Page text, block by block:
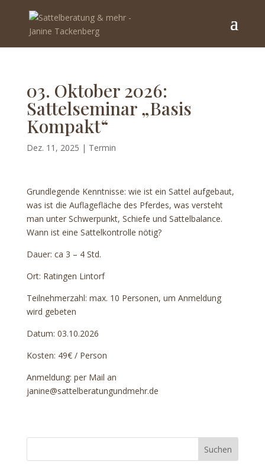
03. Oktober 2026:
Sattelseminar „Basis
Kompakt“
Dez. 11, 2025 | Termin
Grundlegende Kenntnisse: wie ist ein Sattel aufgebaut,
was ist die Auflagefläche des Pferdes, was versteht
man unter Schwerpunkt, Schiefe und Sattelbalance.
Wann ist eine Sattelkontrolle nötig?
Dauer: ca 3 – 4 Std.
Ort: Ratingen Lintorf
Teilnehmerzahl: max. 10 Personen, um Anmeldung
wird gebeten
Datum: 03.10.2026
Kosten: 49€ / Person
Anmeldung: per Mail an
janine@sattelberatungundmehr.de
Suchen